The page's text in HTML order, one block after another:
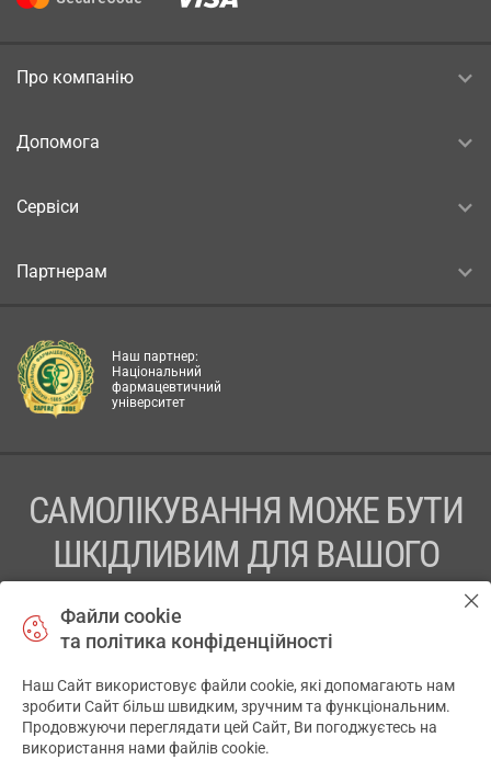
Про компанію
Допомога
Сервіси
Партнерам
Наш партнер:
Національний
фармацевтичний
університет
САМОЛІКУВАННЯ МОЖЕ БУТИ
ШКІДЛИВИМ ДЛЯ ВАШОГО
ПЕРЕД ЗАСТОСУВАННЯМ ПРЕПАРАТУ ПРОКОНСУЛЬТУЙТЕСЬ
ТОВ «АПТЕКА 911.ЮА» Код ЄДРПОУ 43631965.
Відмова від відповідальності
Файли cookie
та політика конфіденційності
Наш Сайт використовує файли cookie, які допомагають нам
зробити Сайт більш швидким, зручним та функціональним.
Продовжуючи переглядати цей Сайт, Ви погоджуєтесь на
використання нами файлів cookie.
✕